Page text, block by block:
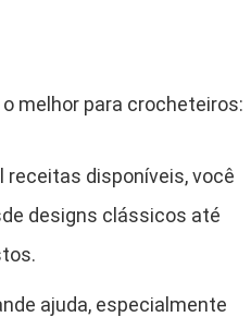
melhor para crocheteiros:
receitas disponíveis, você
designs clássicos até
ajuda, especialmente